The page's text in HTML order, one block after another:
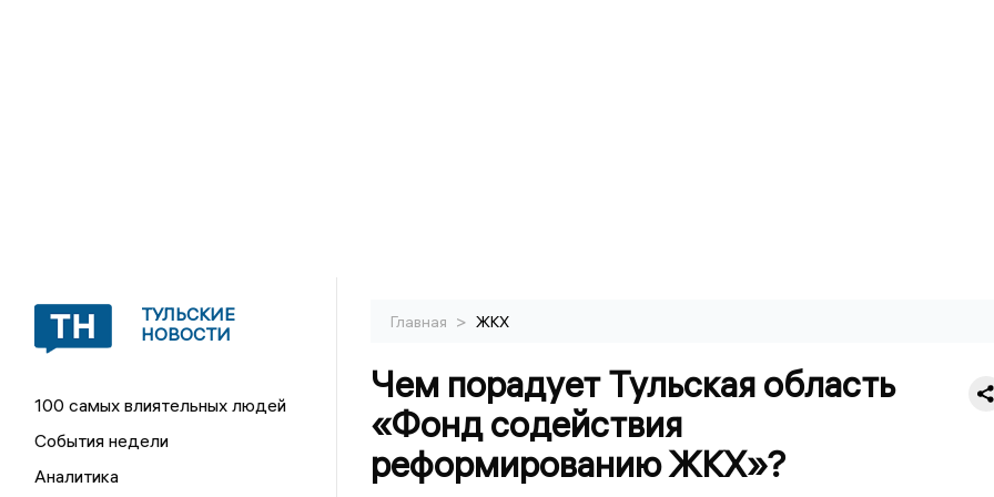
ТУЛЬСКИЕ
НОВОСТИ
100 самых влиятельных людей
События недели
Аналитика
Главная > ЖКХ
Чем порадует Тульская область
«Фонд содействия
реформированию ЖКХ»?